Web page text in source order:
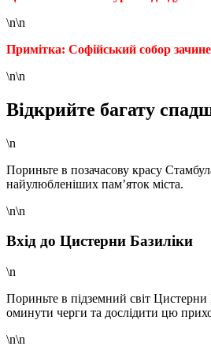
\n\n
Примітка: Софійський собор
\n\n
Відкрийте багату
\n
Пориньте в позачасову красу
найулюбленіших пам’яток міста.
\n\n
Вхід до Цистерни Базиліки
\n
Пориньте в підземний світ
оминути черги та дослідити цю
\n\n